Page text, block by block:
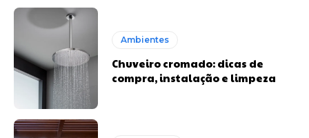
Ambientes
Chuveiro cromado: dicas de
compra, instalação e limpeza